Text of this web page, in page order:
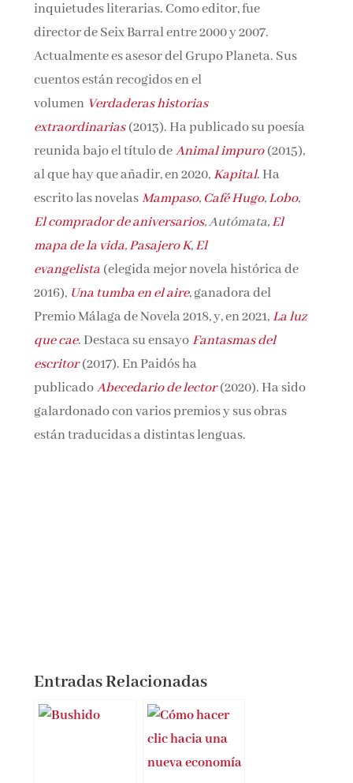
inquietudes literarias. Como editor, fue
director de Seix Barral entre 2000 y 2007.
Actualmente es asesor del Grupo Planeta. Sus
cuentos están recogidos en el
volumen Verdaderas historias
extraordinarias(2013). Ha publicado su poesía
reunida bajo el título deAnimal impuro (2015),
al que hay que añadir, en 2020,Kapital. Ha
escrito las novelasMampaso, Café Hugo,Lobo,
El comprador de aniversarios, Autómata,El
mapa de la vida,Pasajero K,El
evangelista (elegida mejor novela histórica de
2016), Una tumba en el aire, ganadora del
Premio Málaga de Novela 2018, y, en 2021,La luz
que cae. Destaca su ensayoFantasmas del
escritor(2017). En Paidós ha
publicadoAbecedario de lector(2020). Ha sido
galardonado con varios premios y sus obras
están traducidas a distintas lenguas.
Entradas Relacionadas